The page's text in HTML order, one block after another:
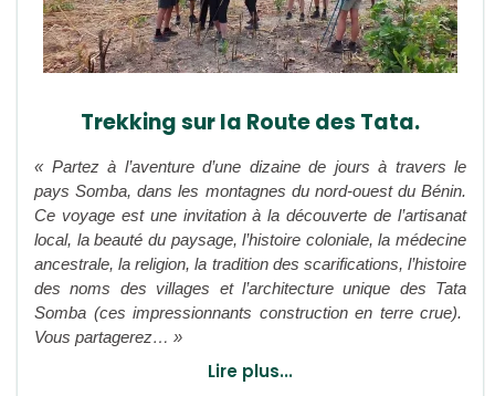
Trekking sur la Route des Tata.
« Partez à l’aventure d’une dizaine de jours à travers le
pays Somba, dans les montagnes du nord-ouest du Bénin.
Ce voyage est une invitation à la découverte de l’artisanat
local, la beauté du paysage, l’histoire coloniale, la médecine
ancestrale, la religion, la tradition des scarifications, l’histoire
des noms des villages et l’architecture unique des Tata
Somba (ces impressionnants construction en terre crue).
Vous partagerez… »
Lire plus...